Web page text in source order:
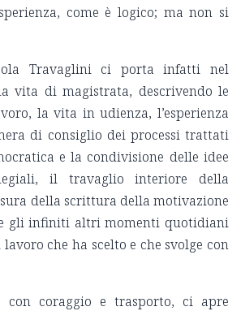
come è logico; ma non si
Travaglini ci porta infatti nel
vita di magistrata, descrivendo le
la vita in udienza, l’esperienza
di consiglio dei processi trattati
e la condivisione delle idee
il travaglio interiore della
della scrittura della motivazione
gli infiniti altri momenti quotidiani
che ha scelto e che svolge con
con coraggio e trasporto, ci apre